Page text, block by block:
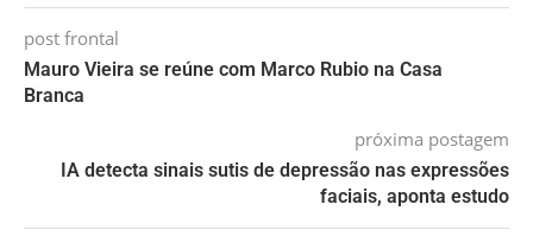
post frontal
Mauro Vieira se reúne com Marco Rubio na Casa
Branca
próxima postagem
IA detecta sinais sutis de depressão nas expressões
faciais, aponta estudo